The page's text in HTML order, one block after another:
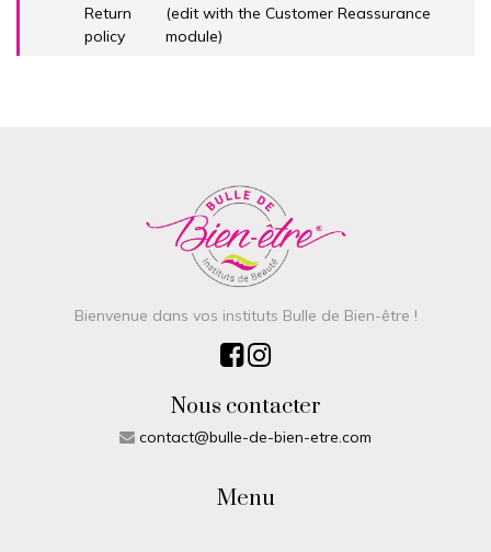
Return
policy
(edit with the Customer Reassurance
module)
Bienvenue dans vos instituts Bulle de Bien-être !
Nous contacter
contact@bulle-de-bien-etre.com
Menu